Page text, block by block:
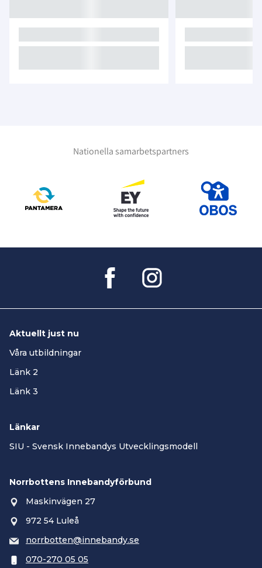
Nationella samarbetspartners
Aktuellt just nu
Våra utbildningar
Länk 2
Länk 3
Länkar
SIU - Svensk Innebandys Utvecklingsmodell
Norrbottens Innebandyförbund
Maskinvägen 27
972 54 Luleå
norrbotten@innebandy.se
070-270 05 05